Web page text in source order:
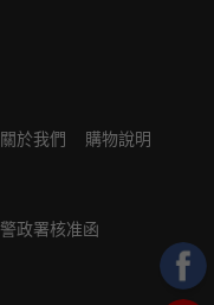
關於我們 購物說明
警政署核准函